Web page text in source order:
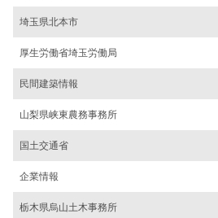
埼玉県北本市
厚生労働省埼玉労働局
民間建築情報
山梨県峡東農務事務所
国土交通省
企業情報
栃木県烏山土木事務所